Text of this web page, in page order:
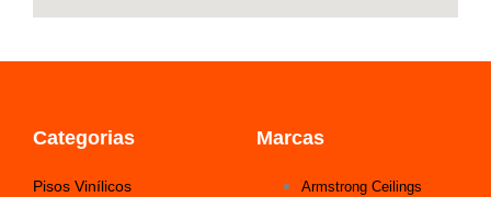
Categorias
Pisos Vinílicos
Marcas
Armstrong Ceilings